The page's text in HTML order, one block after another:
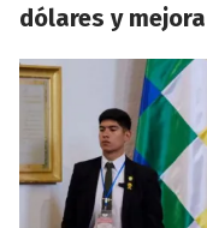
dólares y